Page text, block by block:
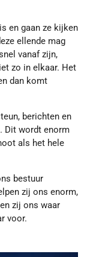
en gaan ze kijken
ellende mag
vanaf zijn,
zo in elkaar. Het
dan komt
berichten en
Dit wordt enorm
als het hele
bestuur
zij ons enorm,
zij ons waar
voor.